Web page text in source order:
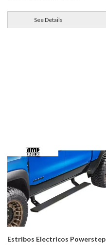
See Details
Estribos Electricos Powerstep